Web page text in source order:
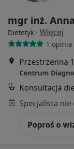
mgr inż.
Dietetyk · Więcej
1 opinia
Przestrzenna
Konsultacja
Poproś o